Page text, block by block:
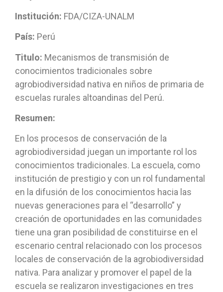
Institución: FDA/CIZA-UNALM
País: Perú
Titulo: Mecanismos de transmisión de
conocimientos tradicionales sobre
agrobiodiversidad nativa en niños de primaria de
escuelas rurales altoandinas del Perú.
Resumen:
En los procesos de conservación de la
agrobiodiversidad juegan un importante rol los
conocimientos tradicionales. La escuela, como
institución de prestigio y con un rol fundamental
en la difusión de los conocimientos hacia las
nuevas generaciones para el “desarrollo” y
creación de oportunidades en las comunidades
tiene una gran posibilidad de constituirse en el
escenario central relacionado con los procesos
locales de conservación de la agrobiodiversidad
nativa. Para analizar y promover el papel de la
escuela se realizaron investigaciones en tres